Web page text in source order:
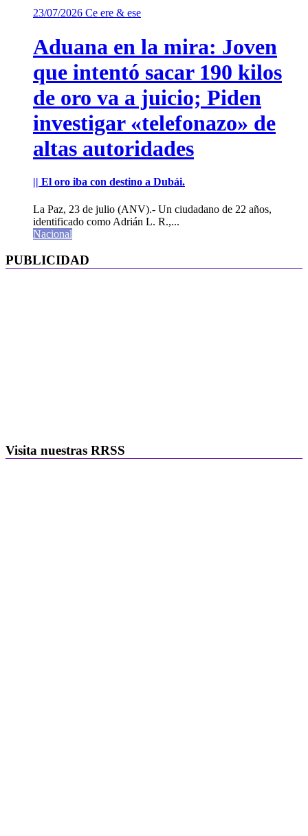
23/07/2026 Ce ere & ese
Aduana en la mira: Joven
que intentó sacar 190 kilos
de oro va a juicio; Piden
investigar «telefonazo» de
altas autoridades
|| El oro iba con destino a Dubái.
La Paz, 23 de julio (ANV).- Un ciudadano de 22 años,
identificado como Adrián L. R.,...
Nacional
PUBLICIDAD
Visita nuestras RRSS